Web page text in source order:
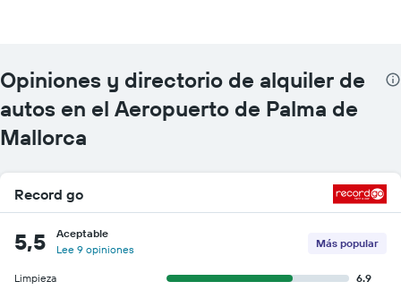
Opiniones y directorio de alquiler de
autos en el Aeropuerto de Palma de
Mallorca
Record go
5,5
Aceptable
Lee 9 opiniones
Más popular
Limpieza
6.9